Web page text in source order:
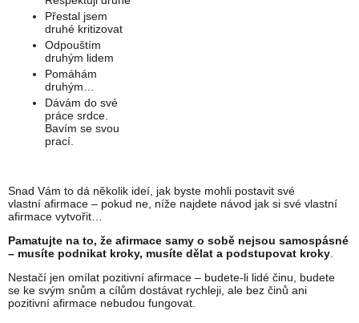
Přestal jsem
druhé kritizovat
Odpouštím
druhým lidem
Pomáhám
druhým…
Dávám do své
práce srdce.
Bavím se svou
prací.
Snad Vám to dá několik ideí, jak byste mohli postavit své
vlastní afirmace – pokud ne, níže najdete návod jak si své vlastní
afirmace vytvořit…
Pamatujte na to, že afirmace samy o sobě nejsou samospásné
– musíte podnikat kroky, musíte dělat a podstupovat kroky.
Nestačí jen omílat pozitivní afirmace – budete-li lidé činu, budete
se ke svým snům a cílům dostávat rychleji, ale bez činů ani
pozitivní afirmace nebudou fungovat.